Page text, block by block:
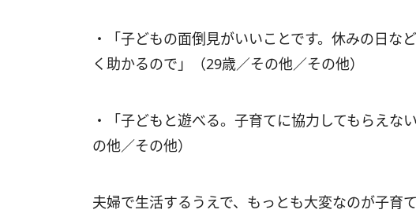
・「子どもの面倒見がいいことです。休みの日な
く助かるので」（29歳／その他／その他）
・「子どもと遊べる。子育てに協力してもらえな
の他／その他）
夫婦で生活するうえで、もっとも大変なのが子育